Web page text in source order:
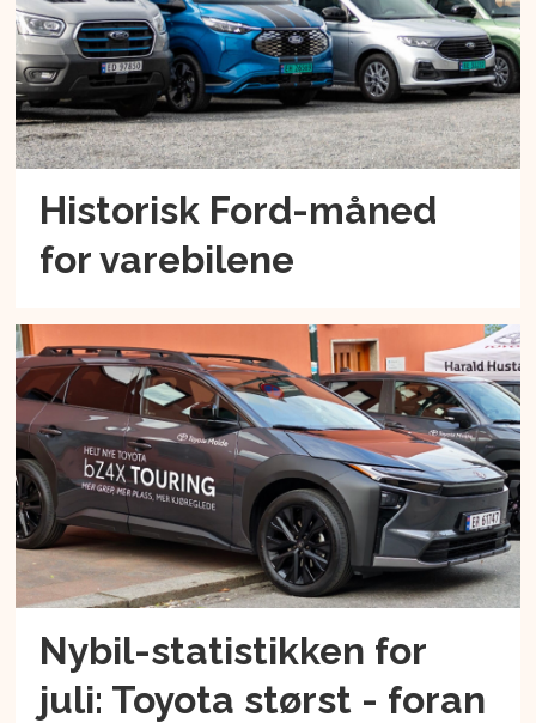
Historisk Ford-måned
for varebilene
Nybil-statistikken for
juli: Toyota størst - foran